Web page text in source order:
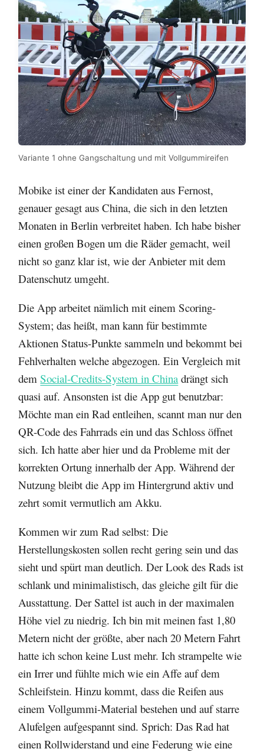
Variante 1 ohne Gangschaltung und mit Vollgummireifen
Mobike ist einer der Kandidaten aus Fernost,
genauer gesagt aus China, die sich in den letzten
Monaten in Berlin verbreitet haben. Ich habe bisher
einen großen Bogen um die Räder gemacht, weil
nicht so ganz klar ist, wie der Anbieter mit dem
Datenschutz umgeht.
Die App arbeitet nämlich mit einem Scoring-
System; das heißt, man kann für bestimmte
Aktionen Status-Punkte sammeln und bekommt bei
Fehlverhalten welche abgezogen. Ein Vergleich mit
demSocial-Credits-System in Chinadrängt sich
quasi auf. Ansonsten ist die App gut benutzbar:
Möchte man ein Rad entleihen, scannt man nur den
QR-Code des Fahrrads ein und das Schloss öffnet
sich. Ich hatte aber hier und da Probleme mit der
korrekten Ortung innerhalb der App. Während der
Nutzung bleibt die App im Hintergrund aktiv und
zehrt somit vermutlich am Akku.
Kommen wir zum Rad selbst: Die
Herstellungskosten sollen recht gering sein und das
sieht und spürt man deutlich. Der Look des Rads ist
schlank und minimalistisch, das gleiche gilt für die
Ausstattung. Der Sattel ist auch in der maximalen
Höhe viel zu niedrig. Ich bin mit meinen fast 1,80
Metern nicht der größte, aber nach 20 Metern Fahrt
hatte ich schon keine Lust mehr. Ich strampelte wie
ein Irrer und fühlte mich wie ein Affe auf dem
Schleifstein. Hinzu kommt, dass die Reifen aus
einem Vollgummi-Material bestehen und auf starre
Alufelgen aufgespannt sind. Sprich: Das Rad hat
einen Rollwiderstand und eine Federung wie eine